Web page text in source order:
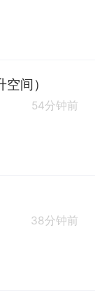
间）
54分钟前
38分钟前